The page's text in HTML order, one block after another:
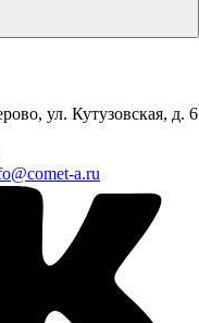
ул. Кутузовская, д. 6
a.ru